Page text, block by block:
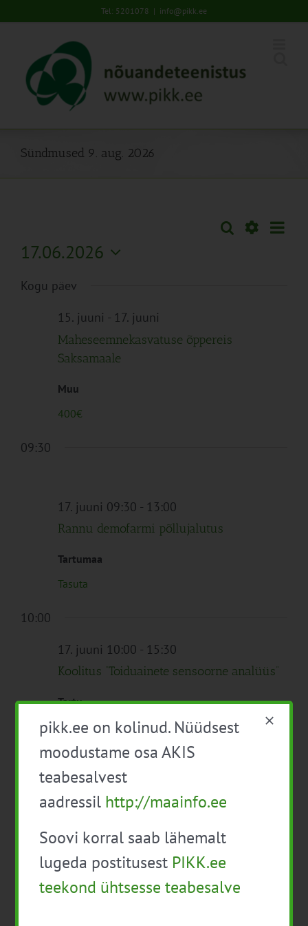
to
Tel: 5201078 | info@pikk.ee
Sündmused 9. aug. 2026
Sündmused
Otsi Päev
17.06.2026
kuupäev.
Kogu päev
15. juuni - 17. juuni
Maheseemnekasvatuse õppereis
Saksamaale
Muu
400€
09:30
17. juuni 09:30 - 13:00
Rannu demofarmi põllujalutus
Tartumaa
Tasuta
10:00
17. juuni 10:00 - 15:30
Koolitus “Toiduainete sensoorne analüüs”
Tartu
Tasuta
Eelmine päev
Telli kalender
pikk.ee on kolinud. Nüüdsest
moodustame osa AKIS
teabesalvest
aadressil http://maainfo.ee
Soovi korral saab lähemalt
lugeda postitusest PIKK.ee
teekond ühtsesse teabesalve